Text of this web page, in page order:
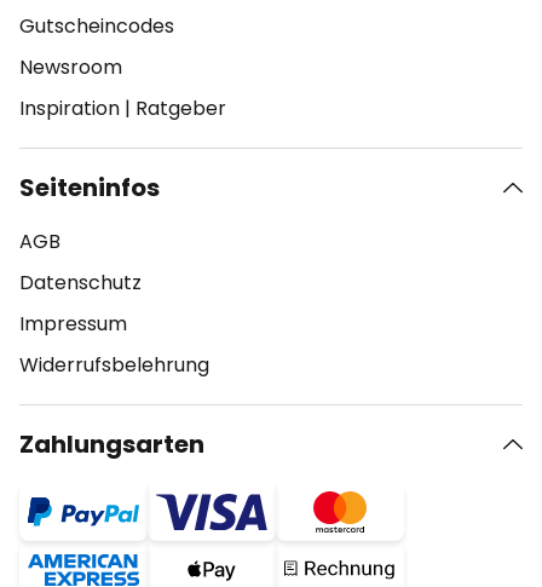
Gutscheincodes
Newsroom
Inspiration | Ratgeber
Seiteninfos
AGB
Datenschutz
Impressum
Widerrufsbelehrung
Zahlungsarten